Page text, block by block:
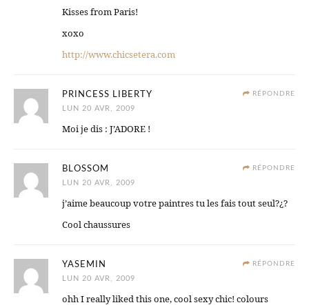
Kisses from Paris!
xoxo
http://www.chicsetera.com
RÉPONDRE
PRINCESS LIBERTY
LUN 20 AVR, 2009
Moi je dis : J’ADORE !
RÉPONDRE
BLOSSOM
LUN 20 AVR, 2009
j’aime beaucoup votre paintres tu les fais tout seul?¿?
Cool chaussures
RÉPONDRE
YASEMIN
LUN 20 AVR, 2009
ohh I really liked this one, cool sexy chic! colours